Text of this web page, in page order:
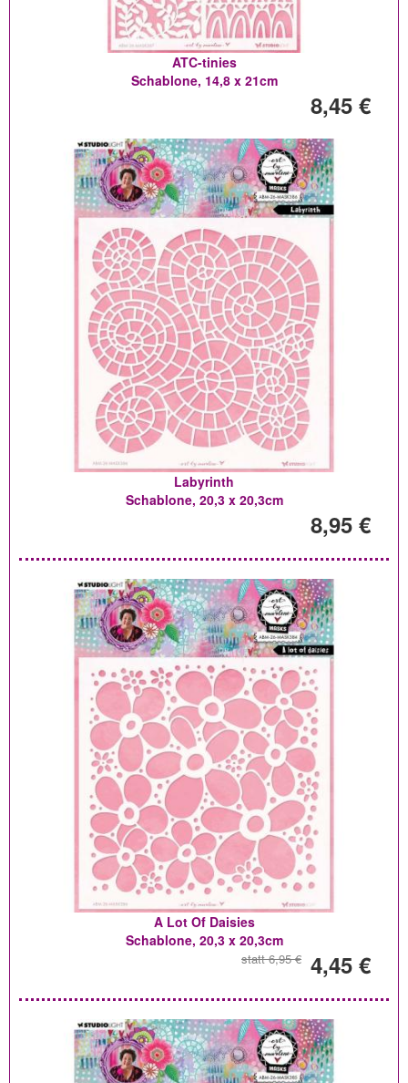
ATC-tinies
Schablone, 14,8 x 21cm
8,45 €
Labyrinth
Schablone, 20,3 x 20,3cm
8,95 €
A Lot Of Daisies
Schablone, 20,3 x 20,3cm
4,45 €
statt 6,95 €